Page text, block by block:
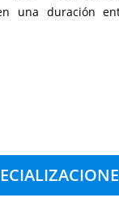
una duración